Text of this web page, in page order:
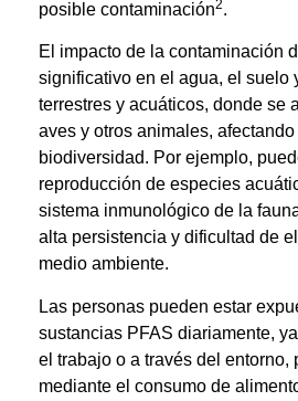
posible contaminación2.
El impacto de la contaminación
significativo en el agua, el suelo
terrestres y acuáticos, donde se
aves y otros animales,
biodiversidad. Por ejemplo,
reproducción de especies
sistema inmunológico de la
alta persistencia y dificultad de
medio ambiente.
Las personas pueden estar
sustancias PFAS diariamente,
el trabajo o a través del entorno,
mediante el consumo de